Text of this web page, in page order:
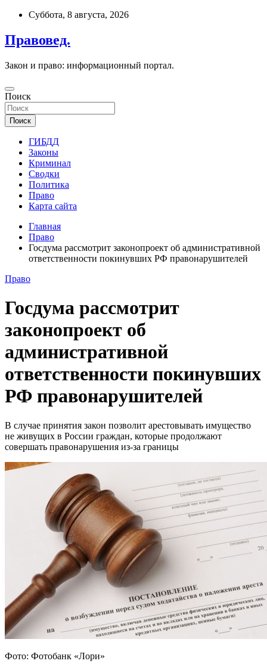
Перейти
содержимому
Суббота, 8 августа, 2026
Правовед.
Закон и право: информационный портал.
Поиск
Поиск
ГИБДД
Законы
Криминал
Сводки
Политика
Право
Карта сайта
Главная
Право
Госдума рассмотрит законопроект об административной
ответственности покинувших РФ правонарушителей
Право
Госдума рассмотрит
законопроект об
административной
ответственности покинувших
РФ правонарушителей
В случае принятия закон позволит арестовывать имущество
не живущих в России граждан, которые продолжают
совершать правонарушения из-за границы
Фото: Фотобанк «Лори»